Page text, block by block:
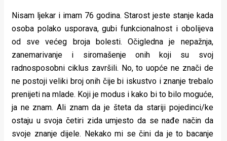
Nisam ljekar i imam 76 godina. Starost jeste stanje kada
osoba polako usporava, gubi funkcionalnost i obolijeva
od sve većeg broja bolesti. Očigledna je nepažnja,
zanemarivanje i siromašenje onih koji su svoj
radnosposobni ciklus završili. No, to uopće ne znači de
ne postoji veliki broj onih čije bi iskustvo i znanje trebalo
prenijeti na mlade. Koji je modus i kako bi to bilo moguće,
ja ne znam. Ali znam da je šteta da stariji pojedinci/ke
ostaju u svoja četiri zida umjesto da se nađe način da
svoje znanje dijele. Nekako mi se čini da je to bacanje